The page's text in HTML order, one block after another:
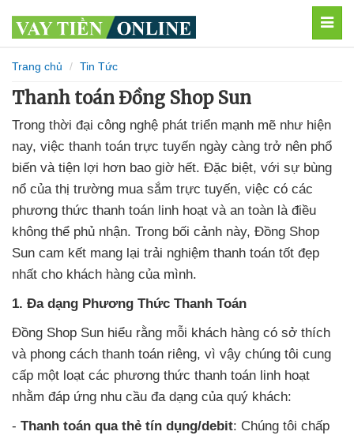
Trang chủ Tin Tức
Thanh toán Đồng Shop Sun
Trong thời đại công nghệ phát triển mạnh mẽ như hiện
nay, việc thanh toán trực tuyến ngày càng trở nên phổ
biến và tiện lợi hơn bao giờ hết. Đặc biệt, với sự bùng
nổ của thị trường mua sắm trực tuyến, việc có các
phương thức thanh toán linh hoạt và an toàn là điều
không thể phủ nhận. Trong bối cảnh này, Đồng Shop
Sun cam kết mang lại trải nghiệm thanh toán tốt đẹp
nhất cho khách hàng của mình.
1. Đa dạng Phương Thức Thanh Toán
Đồng Shop Sun hiểu rằng mỗi khách hàng có sở thích
và phong cách thanh toán riêng, vì vậy chúng tôi cung
cấp một loạt các phương thức thanh toán linh hoạt
nhằm đáp ứng nhu cầu đa dạng của quý khách:
- Thanh toán qua thẻ tín dụng/debit: Chúng tôi chấp